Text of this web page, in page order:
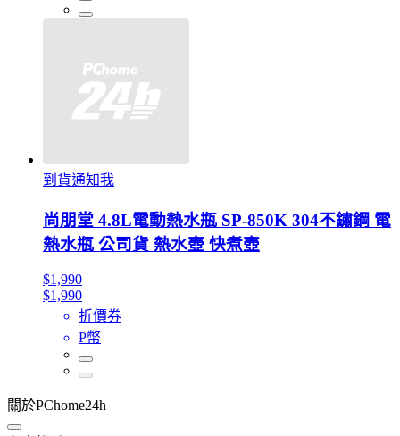
到貨通知我
尚朋堂 4.8L電動熱水瓶 SP-850K 304不鏽鋼 電
熱水瓶 公司貨 熱水壺 快煮壺
$1,990
$1,990
折價券
P幣
關於PChome24h